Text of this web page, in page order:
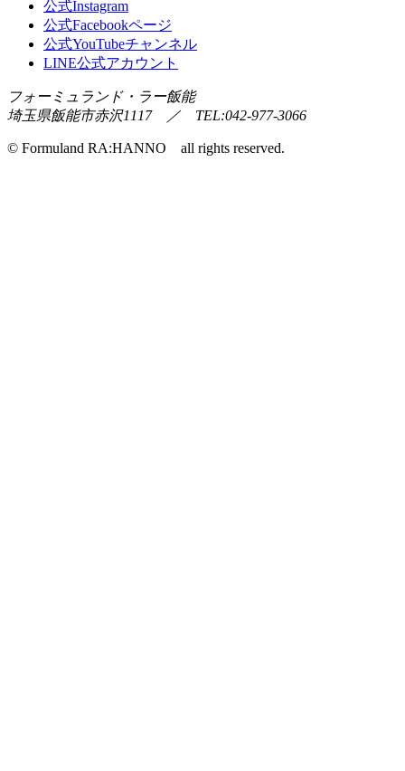
公式Instagram
公式Facebookページ
公式YouTubeチャンネル
LINE公式アカウント
フォーミュランド・ラー飯能
埼玉県飯能市赤沢1117 ／ TEL:042-977-3066
© Formuland RA:HANNO all rights reserved.